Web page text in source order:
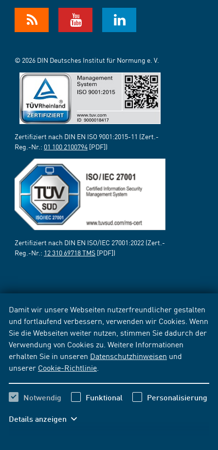
Damit wir unsere Webseiten nutzerfreundlicher gestalten
und fortlaufend verbessern, verwenden wir Cookies. Wenn
Sie die Webseiten weiter nutzen, stimmen Sie dadurch der
Verwendung von Cookies zu. Weitere Informationen
erhalten Sie in unseren Datenschutzhinweisen und
unserer Cookie-Richtlinie
Notwendig Funktional Personalisierung
Details anzeigen
© 2026 DIN Deutsches Institut für Normung e. V.
Zertifiziert nach DIN EN ISO 9001:2015-11 (Zert.-
Reg.-Nr.: 01 100 2100794 [PDF])
Zertifiziert nach DIN EN ISO/IEC 27001:2022 (Zert.-
Reg.-Nr.: 12 310 69718 TMS [PDF])